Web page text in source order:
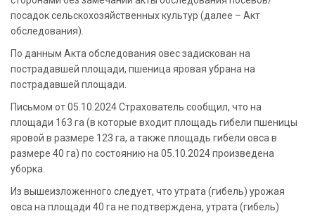
посадок сельскохозяйственных культур (далее – Акт
обследования).
По данным Акта обследования овес задискован на
пострадавшей площади, пшеница яровая убрана на
пострадавшей площади.
Письмом от 05.10.2024 Страхователь сообщил, что на
площади 163 га (в которые входит площадь гибели пшеницы
яровой в размере 123 га, а также площадь гибели овса в
размере 40 га) по состоянию на 05.10.2024 произведена
уборка.
Из вышеизложенного следует, что утрата (гибель) урожая
овса на площади 40 га не подтверждена, утрата (гибель)